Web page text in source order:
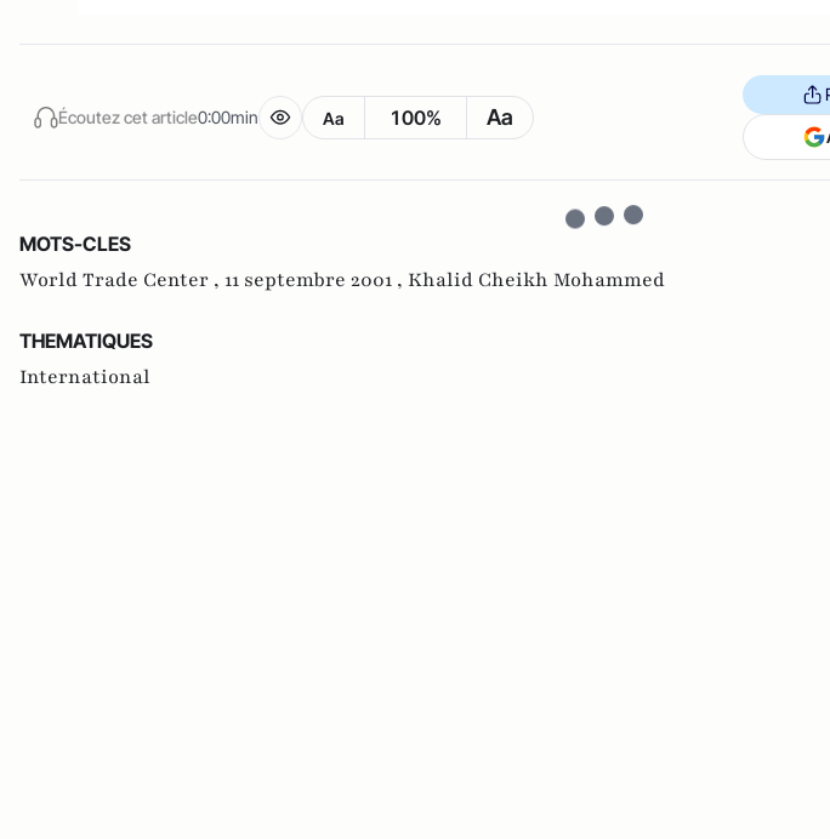
Écoutez cet article0:00min Aa 100% Aa
MOTS-CLES
World Trade Center , 11 septembre 2001 , Khalid Cheikh Mohammed
THEMATIQUES
International